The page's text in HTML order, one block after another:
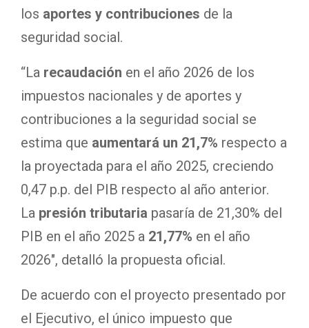
los aportes y contribuciones de la
seguridad social.
“La recaudación en el año 2026 de los
impuestos nacionales y de aportes y
contribuciones a la seguridad social se
estima que aumentará un 21,7% respecto a
la proyectada para el año 2025, creciendo
0,47 p.p. del PIB respecto al año anterior.
La presión tributaria pasaría de 21,30% del
PIB en el año 2025 a 21,77% en el año
2026″, detalló la propuesta oficial.
De acuerdo con el proyecto presentado por
el Ejecutivo, el único impuesto que